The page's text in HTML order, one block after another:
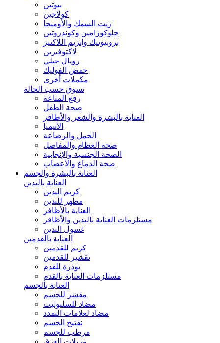
بيوتين
كولاجين
زيت السمك والأوميجا
جلوكوزامين وكوندروتين
بروبيوتيك وإنزيم اللاكتيز
لاكتوفيرين
رويال جيلي
حمض الفوليك
مكملات أخرى
تسوق حسب الحالة
رفع المناعة
صحة الطفل
العناية بالبشرة والشعر والأظافر
الأنيميا
الحمل والرضاعة
صحة العظام والمفاصل
الصحة الجنسية والإنجابية
صحة الدماغ والأعصاب
العناية بالبشرة والجسم
العناية باليدين
كريم اليدين
مطهر لليدين
العناية بالأظافر
مستلزمات العناية باليدين والأظافر
غسول اليدين
العناية بالقدمين
كريم للقدمين
تقشير للقدمين
بودرة للقدم
مستلزمات العناية بالقدم
العناية بالجسم
مقشر للجسم
مضاد للسليوليت
مضاد لعلامات التمدد
تفتيح الجسم
مرطب للجسم
مزيلات العرق